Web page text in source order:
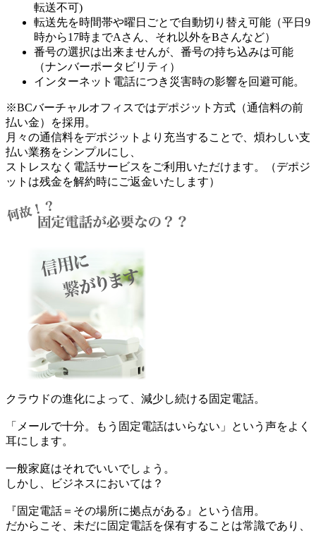
転送不可)
転送先を時間帯や曜日ごとで自動切り替え可能（平日9
時から17時までAさん、それ以外をBさんなど）
番号の選択は出来ませんが、番号の持ち込みは可能
（ナンバーポータビリティ）
インターネット電話につき災害時の影響を回避可能。
※BCバーチャルオフィスではデポジット方式（通信料の前
払い金）を採用。
月々の通信料をデポジットより充当することで、煩わしい支
払い業務をシンプルにし、
ストレスなく電話サービスをご利用いただけます。（デポジ
ットは残金を解約時にご返金いたします）
クラウドの進化によって、減少し続ける固定電話。
「メールで十分。もう固定電話はいらない」という声をよく
耳にします。
一般家庭はそれでいいでしょう。
しかし、ビジネスにおいては？
『固定電話＝その場所に拠点がある』という信用。
だからこそ、未だに固定電話を保有することは常識であり、